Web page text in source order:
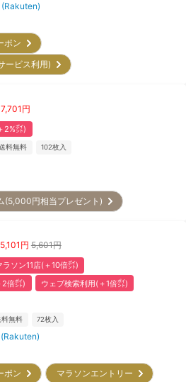
ポン
ービス利用)
7,701 円
2%㌽)
料無料 102枚入
(5,000円相当プレゼント)
5,101 円 5,601円
ラソン11店(＋10倍㌽)
2倍㌽)
ウェブ検索利用(＋1倍㌽)
料無料 72枚入
ポン
マラソンエントリー